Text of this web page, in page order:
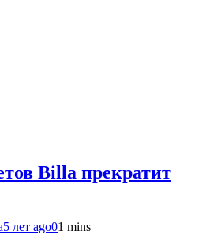
Billa прекратит
5 лет ago01 mins